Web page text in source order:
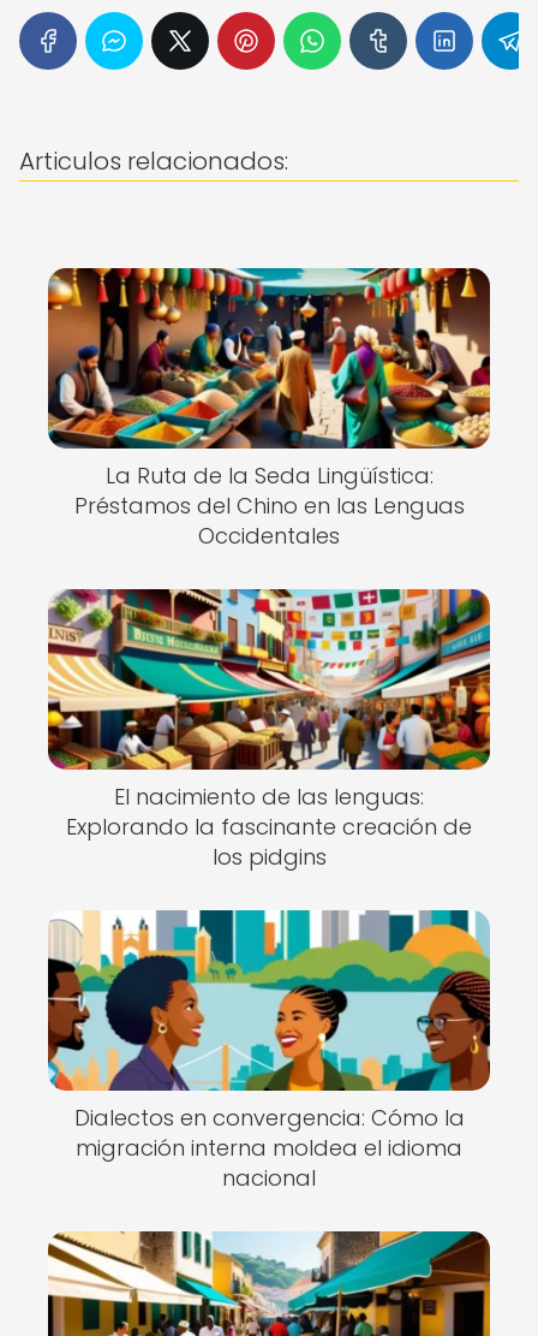
Articulos relacionados:
La Ruta de la Seda Lingüística:
Préstamos del Chino en las Lenguas
Occidentales
El nacimiento de las lenguas:
Explorando la fascinante creación de
los pidgins
Dialectos en convergencia: Cómo la
migración interna moldea el idioma
nacional